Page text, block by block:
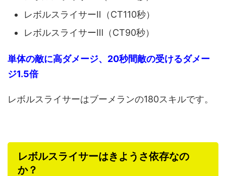
レボルスライサーⅡ（CT110秒）
レボルスライサーⅢ（CT90秒）
単体の敵に高ダメージ、20秒間敵の受けるダメー
ジ1.5倍
レボルスライサーはブーメランの180スキルです。
レボルスライサーはきようさ依存なの
か？